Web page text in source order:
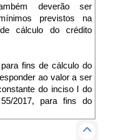
deverão ser
previstos na
cálculo do crédito
fins de cálculo do
ao valor a ser
do inciso I do
2017, para fins do